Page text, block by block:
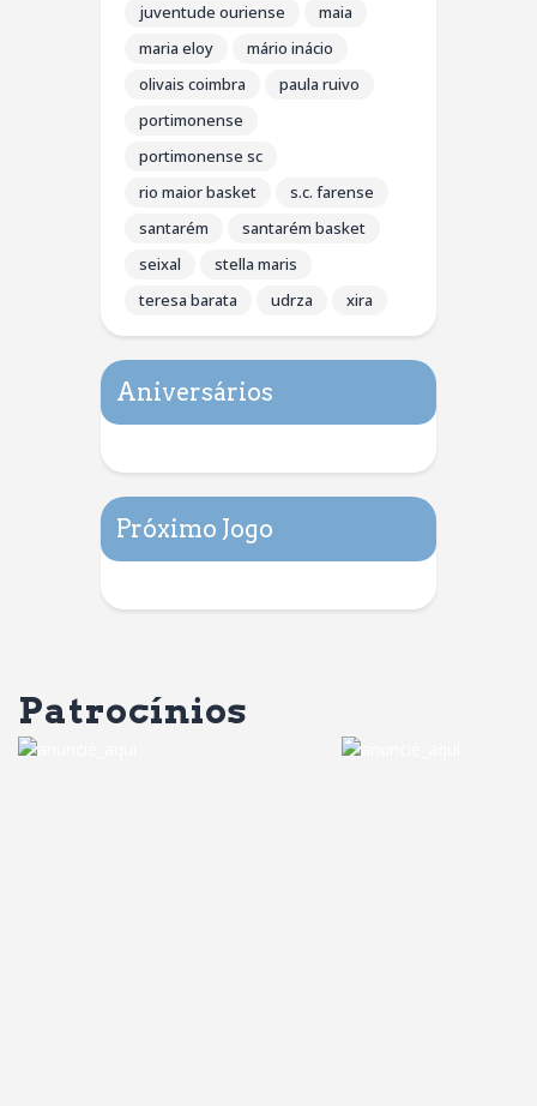
juventude ouriense
maia
maria eloy
mário inácio
olivais coimbra
paula ruivo
portimonense
portimonense sc
rio maior basket
s.c. farense
santarém
santarém basket
seixal
stella maris
teresa barata
udrza xira
Aniversários
Próximo Jogo
Patrocínios